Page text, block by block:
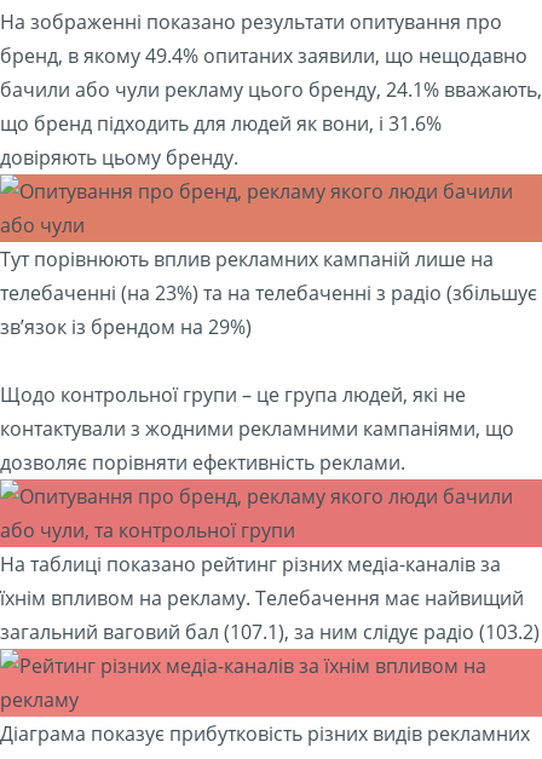
На зображенні показано результати опитування про
бренд, в якому 49.4% опитаних заявили, що нещодавно
бачили або чули рекламу цього бренду, 24.1% вважають,
що бренд підходить для людей як вони, і 31.6%
довіряють цьому бренду.
Тут порівнюють вплив рекламних кампаній лише на
телебаченні (на 23%) та на телебаченні з радіо (збільшує
зв’язок із брендом на 29%)
Щодо контрольної групи – це група людей, які не
контактували з жодними рекламними кампаніями, що
дозволяє порівняти ефективність реклами.
На таблиці показано рейтинг різних медіа-каналів за
їхнім впливом на рекламу. Телебачення має найвищий
загальний ваговий бал (107.1), за ним слідує радіо (103.2)
Діаграма показує прибутковість різних видів рекламних